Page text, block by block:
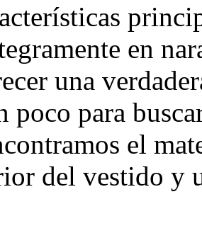
en
una
poco para
el
del vestido y